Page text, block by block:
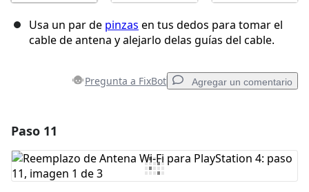
Usa un par de pinzas en tus dedos para tomar el
cable de antena y alejarlo delas guías del cable.
Pregunta a FixBot Agregar un comentario
Agregar Comentario
Paso 11